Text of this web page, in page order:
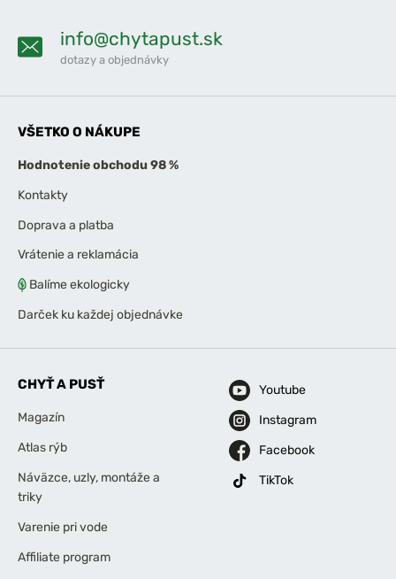
info@chytapust.sk
dotazy a objednávky
VŠETKO O NÁKUPE
Hodnotenie obchodu 98 %
Kontakty
Doprava a platba
Vrátenie a reklamácia
Balíme ekologicky
Darček ku každej objednávke
CHYŤ A PUSŤ
Magazín
Atlas rýb
Náväzce, uzly, montáže a
triky
Varenie pri vode
Affiliate program
Youtube
Instagram
Facebook
TikTok